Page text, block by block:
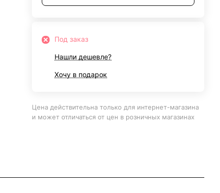
Под заказ
Нашли дешевле?
Хочу в подарок
Цена действительна только для интернет-магазина
и может отличаться от цен в розничных магазинах